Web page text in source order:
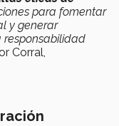
para fomentar
y generar
responsabilidad
Corral,